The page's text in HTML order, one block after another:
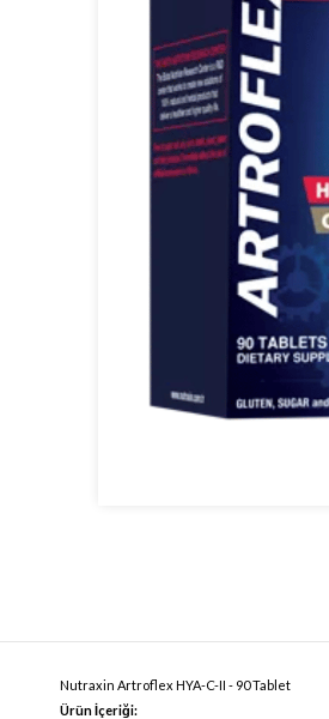
Nutraxin Artroflex HYA-C-II - 90 Tablet
Ürün İçeriği: